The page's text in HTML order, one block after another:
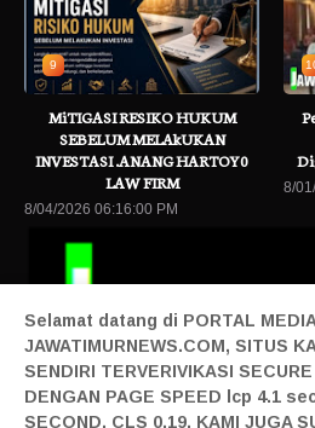
9
MiTIGASI RESIKO HUKUM
SEBELUM MELAkUKAN
INVESTASI .ANANG HARTOY0
LAW FIRM
8/04/2026 06:16:00 PM
8/
Selamat datang di PORTAL
JAWATIMURNEWS.COM, SITUS
SENDIRI TERVERIVIKASI
DENGAN PAGE SPEED lcp 4.1
SECOND, CLS 0.19, KAMI JUGA